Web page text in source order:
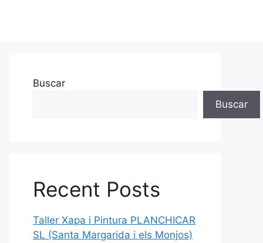
Buscar
Buscar
Recent Posts
Taller Xapa i Pintura PLANCHICAR
SL (Santa Margarida i els Monjos)